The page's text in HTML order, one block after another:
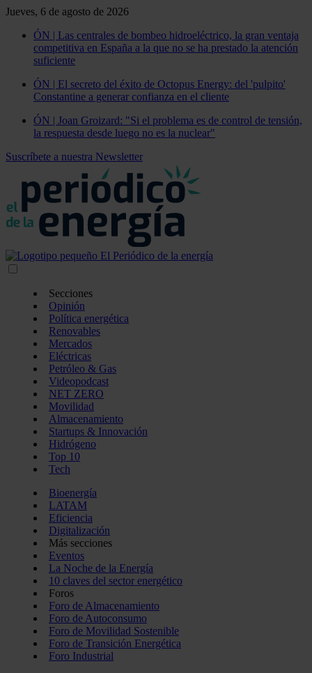
Jueves, 6 de agosto de 2026
ÓN | Las centrales de bombeo hidroeléctrico, la gran ventaja
competitiva en España a la que no se ha prestado la atención
suficiente
ÓN | El secreto del éxito de Octopus Energy: del 'pulpito'
Constantine a generar confianza en el cliente
ÓN | Joan Groizard: "Si el problema es de control de tensión,
la respuesta desde luego no es la nuclear"
Suscríbete a nuestra Newsletter
Secciones
Opinión
Política energética
Renovables
Mercados
Eléctricas
Petróleo & Gas
Videopodcast
NET ZERO
Movilidad
Almacenamiento
Startups & Innovación
Hidrógeno
Top 10
Tech
Bioenergía
LATAM
Eficiencia
Digitalización
Más secciones
Eventos
La Noche de la Energía
10 claves del sector energético
Foros
Foro de Almacenamiento
Foro de Autoconsumo
Foro de Movilidad Sostenible
Foro de Transición Energética
Foro Industrial